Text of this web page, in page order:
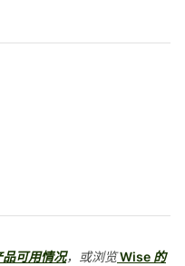
品可用情况，或浏览Wise 的